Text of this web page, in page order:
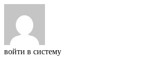
войти в систему